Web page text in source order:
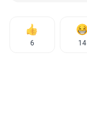
6 14